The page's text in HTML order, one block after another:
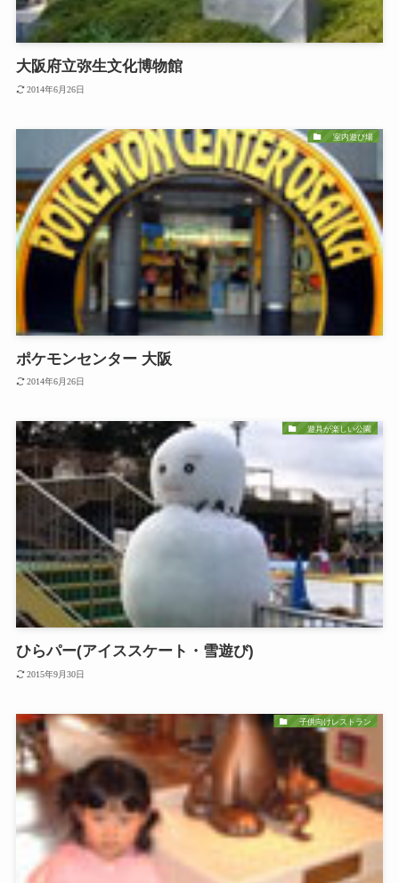
大阪府立弥生文化博物館
2014年6月26日
室内遊び場
ポケモンセンター 大阪
2014年6月26日
遊具が楽しい公園
ひらパー(アイススケート・雪遊び)
2015年9月30日
子供向けレストラン